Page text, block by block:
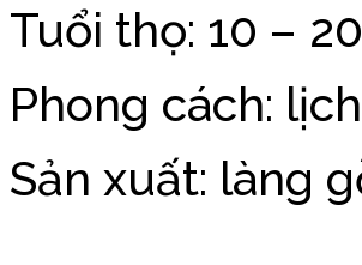
Tuổi thọ: 10 –
Phong cách:
Sản xuất: làng